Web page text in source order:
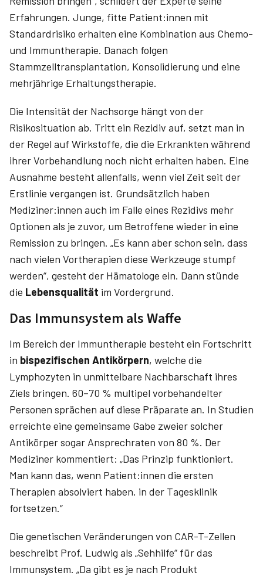
Erfahrungen. Junge, fitte Patient:innen mit
Standardrisiko erhalten eine Kombination aus Chemo-
und Immuntherapie. Danach folgen
Stammzelltransplantation, Konsolidierung und eine
mehrjährige Erhaltungstherapie.
Die Intensität der Nachsorge hängt von der
Risikosituation ab. Tritt ein Rezidiv auf, setzt man in
der Regel auf Wirkstoffe, die die Erkrankten während
ihrer Vorbehandlung noch nicht erhalten haben. Eine
Ausnahme besteht allenfalls, wenn viel Zeit seit der
Erstlinie vergangen ist. Grundsätzlich haben
Mediziner:innen auch im Falle eines Rezidivs mehr
Optionen als je zuvor, um Betroffene wieder in eine
Remission zu bringen. „Es kann aber schon sein, dass
nach vielen Vortherapien diese Werkzeuge stumpf
werden“, gesteht der Hämatologe ein. Dann stünde
die Lebensqualität im Vordergrund.
Das Immunsystem als Waffe
Im Bereich der Immuntherapie besteht ein Fortschritt
in bispezifischen Antikörpern, welche die
Lymphozyten in unmittelbare Nachbarschaft ihres
Ziels bringen. 60–70 % multipel vorbehandelter
Personen sprächen auf diese Präparate an. In Studien
erreichte eine gemeinsame Gabe zweier solcher
Antikörper sogar Ansprechraten von 80 %. Der
Mediziner kommentiert: „Das Prinzip funktioniert.
Man kann das, wenn Patient:innen die ersten
Therapien absolviert haben, in der Tagesklinik
fortsetzen.“
Die genetischen Veränderungen von CAR-T-Zellen
beschreibt Prof. Ludwig als „Sehhilfe“ für das
Immunsystem. „Da gibt es je nach Produkt